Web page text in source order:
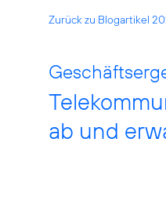
Zurück zu Blogartikel
ab und